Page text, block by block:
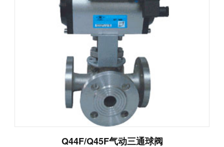
Q44F/Q45F气动三通球阀